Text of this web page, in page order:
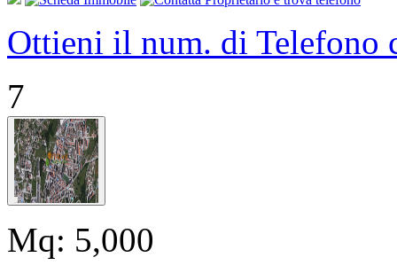
Ottieni il num. di Telefono
7
Mq: 5,000